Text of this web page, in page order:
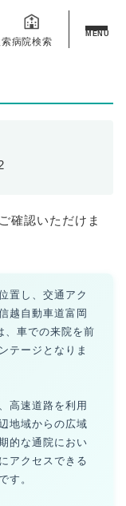
病院検索
MENU
確認いただけま
置し、交通アク
越自動車道富岡
、車での来院を前
テージとなりま
高速道路を利用
地域からの広域
的な通院におい
アクセスできる
す。